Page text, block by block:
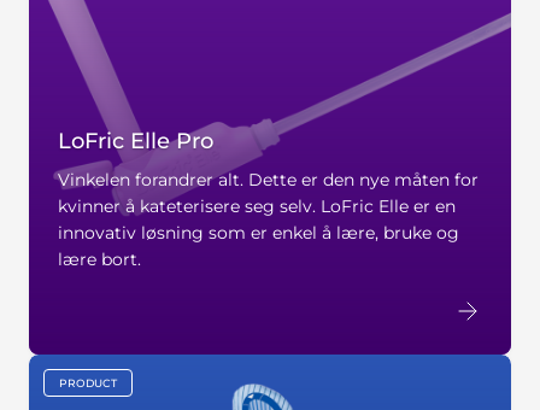
LoFric Elle Pro
Vinkelen forandrer alt. Dette er den nye måten for
kvinner å kateterisere seg selv. LoFric Elle er en
innovativ løsning som er enkel å lære, bruke og
lære bort.
key:global.content-type:
PRODUCT